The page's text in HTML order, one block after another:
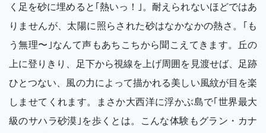
く足を砂に埋めると｢熱いっ！｣。耐えられないほどではあ
りませんが、太陽に照らされた砂はなかなかの熱さ。｢も
う無理〜｣なんて声もあちこちから聞こえてきます。丘の
上に登りきり、足下から視線を上げ周囲を見渡せば、足跡
ひとつない、風の力によって描かれる美しい風紋が目を楽
しませてくれます。まさか大西洋に浮かぶ島で｢世界最大
級のサハラ砂漠｣を歩くとは。こんな体験もグラン・カナ